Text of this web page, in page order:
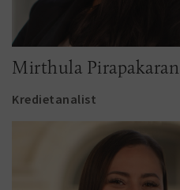
Mirthula Pirapakaran
Kredietanalist